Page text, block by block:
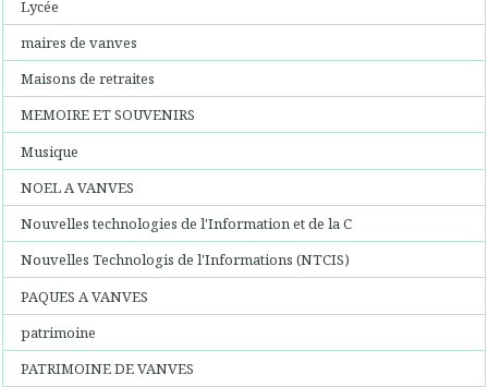
Lycée
maires de vanves
Maisons de retraites
MEMOIRE ET SOUVENIRS
Musique
NOEL A VANVES
Nouvelles technologies de l'Information et de la C
Nouvelles Technologis de l'Informations (NTCIS)
PAQUES A VANVES
patrimoine
PATRIMOINE DE VANVES